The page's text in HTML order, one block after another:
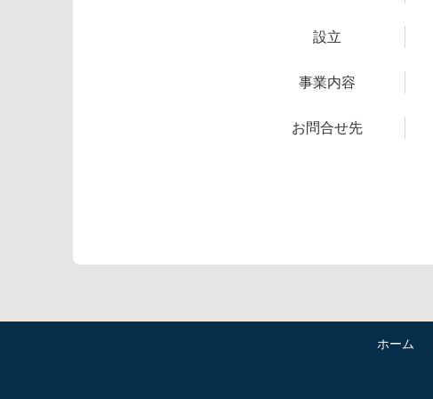
設立
事業内容
お問合せ先
ホーム